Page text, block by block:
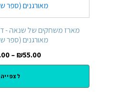
מארז משחקים של שנאה -
מאורגנים (ספר
₪55.00
–
לצפייה